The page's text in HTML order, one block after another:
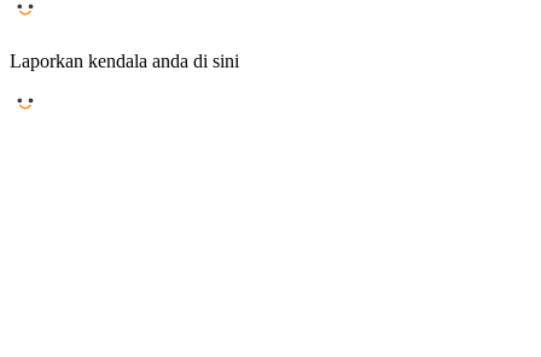
Laporkan kendala anda di sini